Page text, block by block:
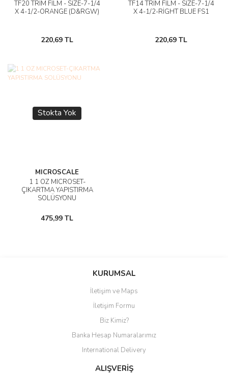
TF20 TRİM FİLM - SİZE-7-1/4
X 4-1/2-ORANGE (D&RGW)
220,69 TL
TF14 TRİM FİLM - SİZE-7-1/4
X 4-1/2-RİGHT BLUE FS1
220,69 TL
Stokta Yok
MICROSCALE
1 1 OZ MICROSET-
ÇIKARTMA YAPISTIRMA
SOLÜSYONU
475,99 TL
KURUMSAL
İletişim ve Maps
İletişim Formu
Biz Kimiz?
Banka Hesap Numaralarımız
International Delivery
ALIŞVERİŞ